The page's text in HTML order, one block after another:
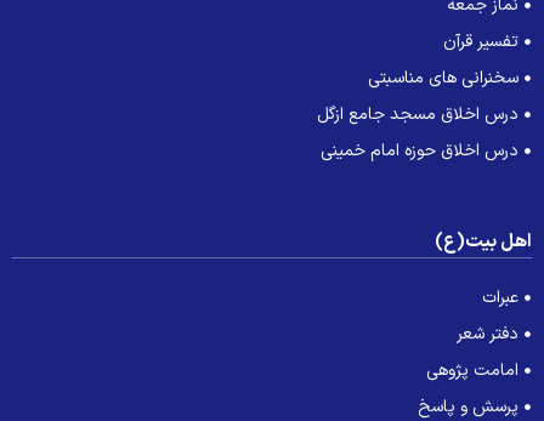
نماز جمعه
تفسیر قرآن
سخنرانی های مناسبتی
درس اخلاق مسجد جامع ازگل
درس اخلاق حوزه امام خمینی
بیت(ع)
عبرات
دفتر شعر
امامت پژوهی
پرسش و پاسخ